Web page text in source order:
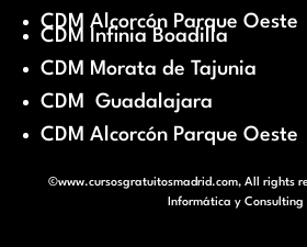
CDM Alcorcón Parque Oeste
CDM Infinia Boadilla
CDM Morata de Tajunia
CDM Guadalajara
CDM Alcorcón Parque Oeste
©www.cursosgratuitosmadrid.com, All rights
Informática y Consulting